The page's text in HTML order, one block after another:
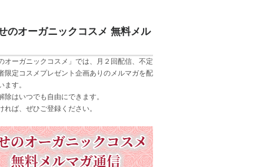
のオーガニックコスメ 無料メル
オーガニックコスメ」では、月２回配信、不定
限定コスメプレゼント企画ありのメルマガを配
ます。
除はいつでも自由にできます。
れば、ぜひご登録ください。